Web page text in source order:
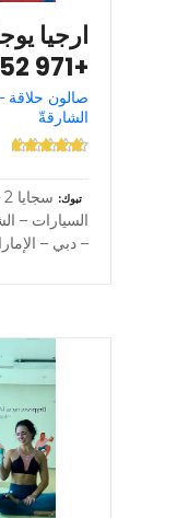
ارجيا
+971 52 899 2602
صالون حلاقة
الشارقةّ
تبوك
– دبي –